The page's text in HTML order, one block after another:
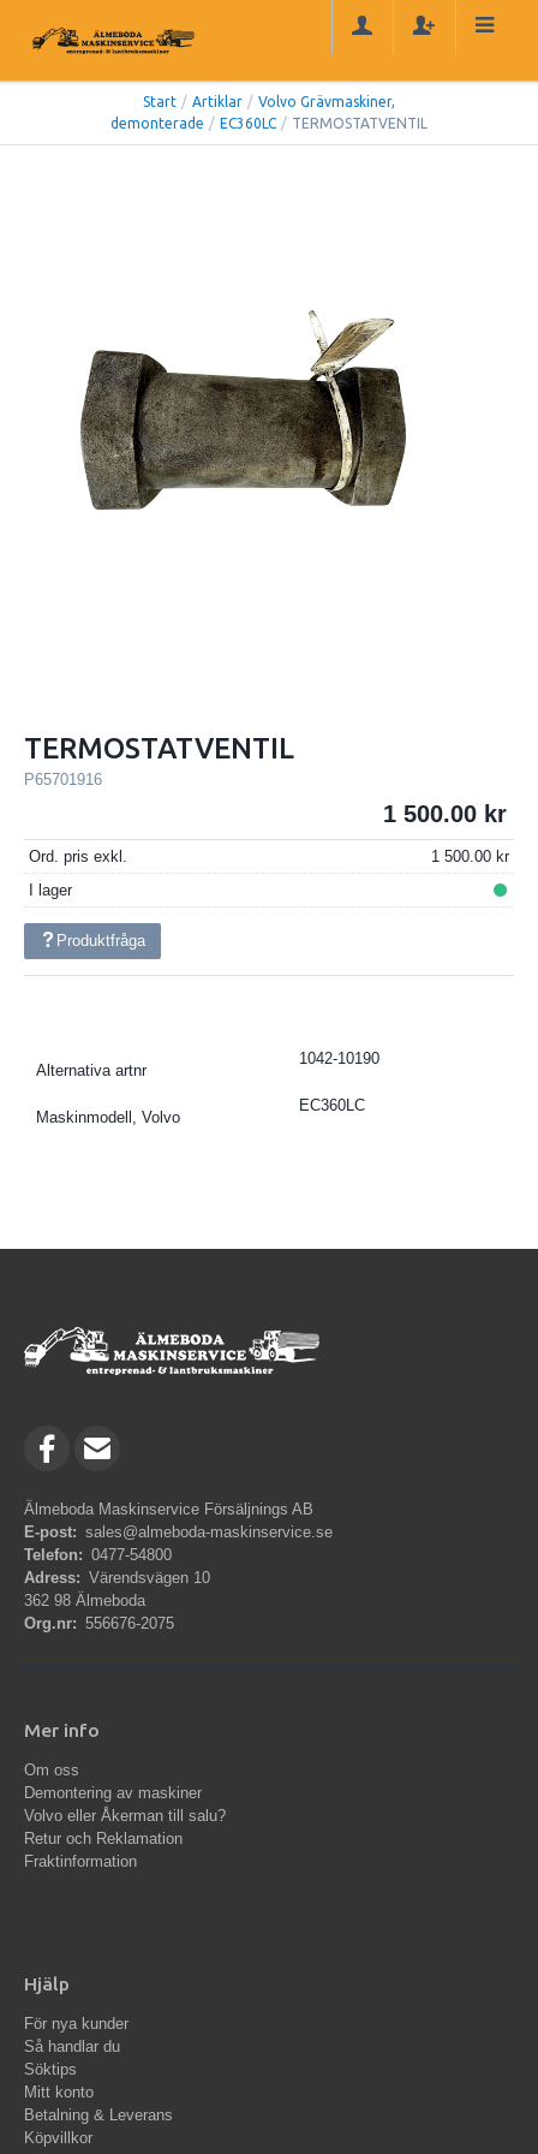
Start / Artiklar / Volvo Grävmaskiner,
demonterade / EC360LC / TERMOSTATVENTIL
TERMOSTATVENTIL
P65701916
1 500.00
Ord. pris exkl.
1 500.00
I lager
Produktfråga
Alternativa artnr
1042-10190
Maskinmodell, Volvo
EC360LC
Älmeboda Maskinservice Försäljnings AB
E-post: sales@almeboda-maskinservice.se
Telefon: 0477-54800
Adress: Värendsvägen 10
362 98 Älmeboda
Org.nr: 556676-2075
Mer info
Om oss
Demontering av maskiner
Volvo eller Åkerman till salu?
Retur och Reklamation
Fraktinformation
Hjälp
För nya kunder
Så handlar du
Söktips
Mitt konto
Betalning & Leverans
Köpvillkor